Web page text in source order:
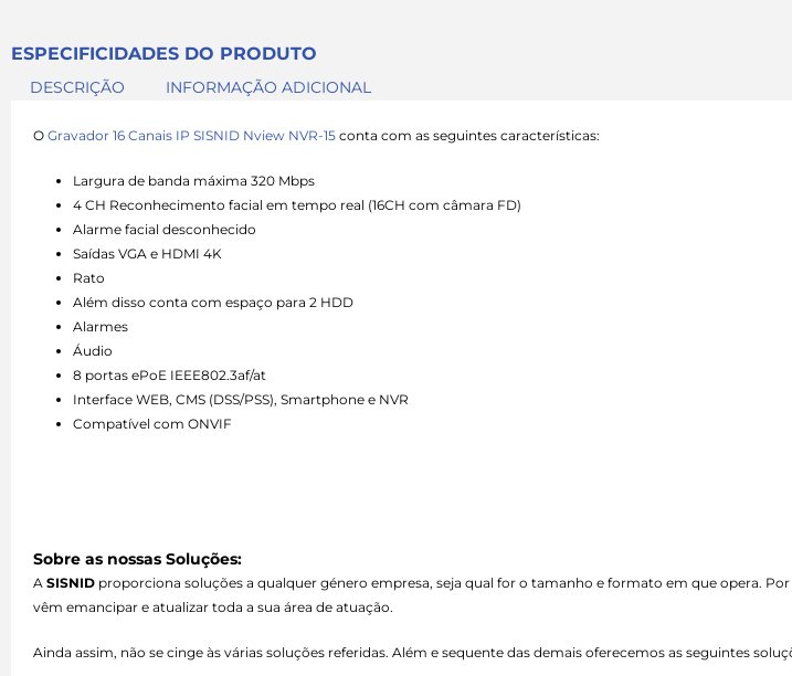
ESPECIFICIDADES DO PRODUTO
DESCRIÇÃO INFORMAÇÃO ADICIONAL
O Gravador 16 Canais IP SISNID Nview NVR-15 conta com as seguintes características:
Largura de banda máxima 320 Mbps
4 CH Reconhecimento facial em tempo real (16CH com câmara FD)
Alarme facial desconhecido
Saídas VGA e HDMI 4K
Rato
Além disso conta com espaço para 2 HDD
Alarmes
Áudio
8 portas ePoE IEEE802.3af/at
Interface WEB, CMS (DSS/PSS), Smartphone e NVR
Compatível com ONVIF
Sobre as nossas Soluções:
A SISNID proporciona soluções a qualquer género empresa, seja qual for o tamanho e formato em que opera.
vêm emancipar e atualizar toda a sua área de atuação.
Ainda assim, não se cinge às várias soluções referidas. Além e sequente das demais oferecemos as seguintes